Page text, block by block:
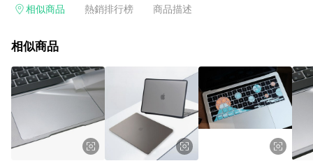
回饋訂單不得享有 Pinkoi 站方優惠，例如首購優惠，P coins，
行為，不具贈點資格，部分退款不在此限。 6. APP 請更新至
貨後 45 天後發送。 8. 群眾募資商品，禮物卡，開館保證金，補
運費，攤位費等不具贈點資格。 9. LINE 購物站上之商品規格、
顏色、價位、贈品如與 Pinkoi 商品資訊頁及購物車不符，以
Pinkoi 購物商品資訊頁及購物車標示為準。 10. 點數紅包使用規
則請以點數紅包活動說明為準。 11. 若於 LINE 購物前往 Pinkoi
頁面後才首次下載 Pinkoi APP 並完成訂單，不符合導購資格；承
上，首次下載 Pinkoi APP 後，需透過 LINE 購物前往 Pinkoi 頁
相似商品 熱銷排行榜 商品描述
相似商品